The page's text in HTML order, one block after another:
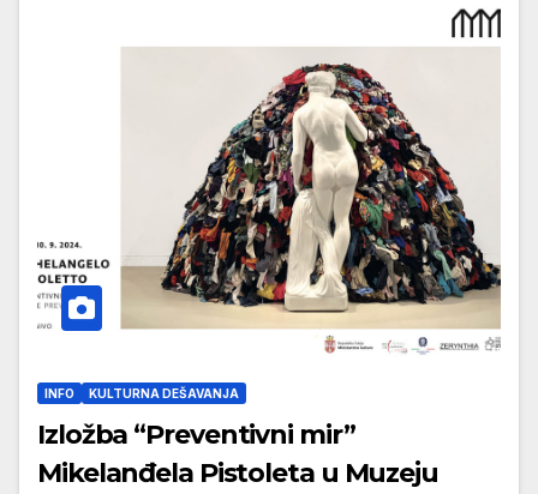
INFO KULTURNA DEŠAVANJA
Izložba “Preventivni mir”
Mikelanđela Pistoleta u Muzeju